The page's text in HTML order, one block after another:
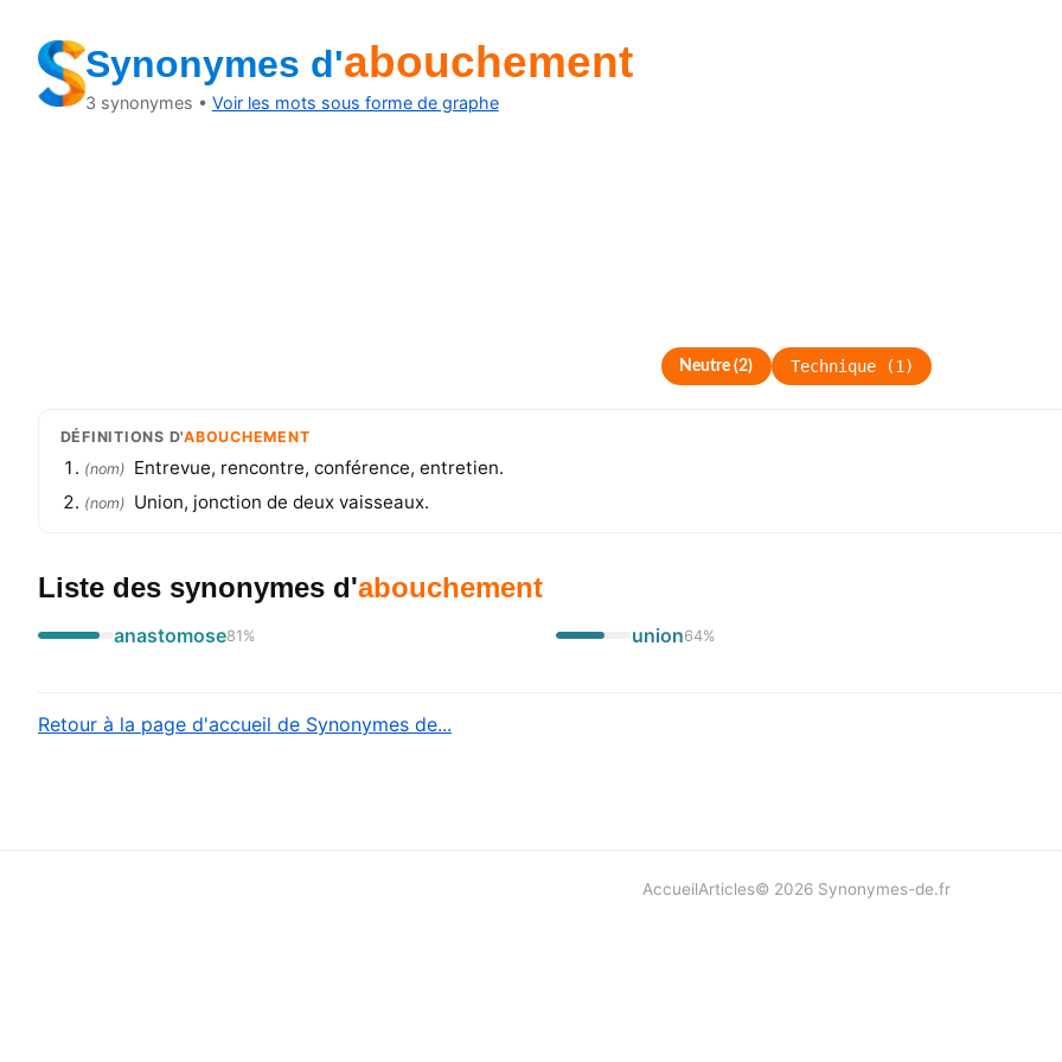
Synonymes d'abouchement
3 synonymes • Voir les mots sous forme de graphe
Neutre (2) Technique(1 )
DÉFINITIONS D'ABOUCHEMENT
(nom) Entrevue, rencontre, conférence, entretien.
(nom) Union, jonction de deux vaisseaux.
Liste des synonymes d'abouchement
anastomose81% union64%
Retour à la page d'accueil de Synonymes de...
AccueilArticles© 2026 Synonymes-de.fr